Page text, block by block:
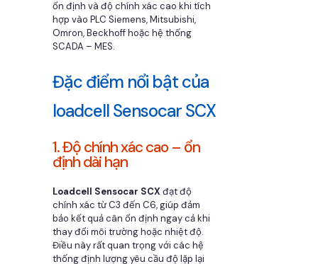
ổn định và độ chính xác cao khi tích
hợp vào PLC Siemens, Mitsubishi,
Omron, Beckhoff hoặc hệ thống
SCADA – MES.
Đặc điểm nổi bật của
loadcell Sensocar SCX
1. Độ chính xác cao – ổn
định dài hạn
Loadcell Sensocar SCX đạt độ
chính xác từ C3 đến C6, giúp đảm
bảo kết quả cân ổn định ngay cả khi
thay đổi môi trường hoặc nhiệt độ.
Điều này rất quan trọng với các hệ
thống định lượng yêu cầu độ lặp lại